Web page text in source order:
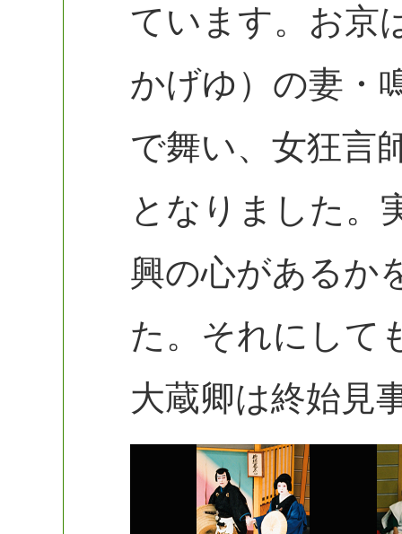
ています。お京
かげゆ）の妻・
で舞い、女狂言
となりました。
興の心があるか
た。それにして
大蔵卿は終始見